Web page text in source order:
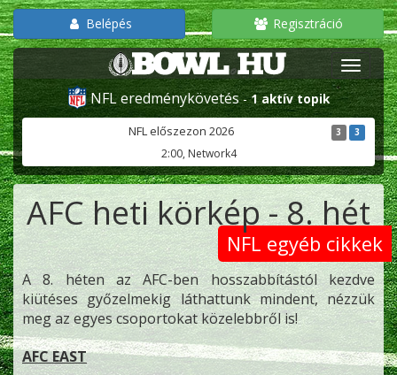
Belépés Regisztráció
NFL eredménykövetés -1 aktív topik
NFL előszezon 2026 3 3
2:00, Network4
AFC heti körkép - 8. hét
NFL egyéb cikkek
A 8. héten az AFC-ben hosszabbítástól kezdve
kiütéses győzelmekig láthattunk mindent, nézzük
meg az egyes csoportokat közelebbről is!
AFC EAST